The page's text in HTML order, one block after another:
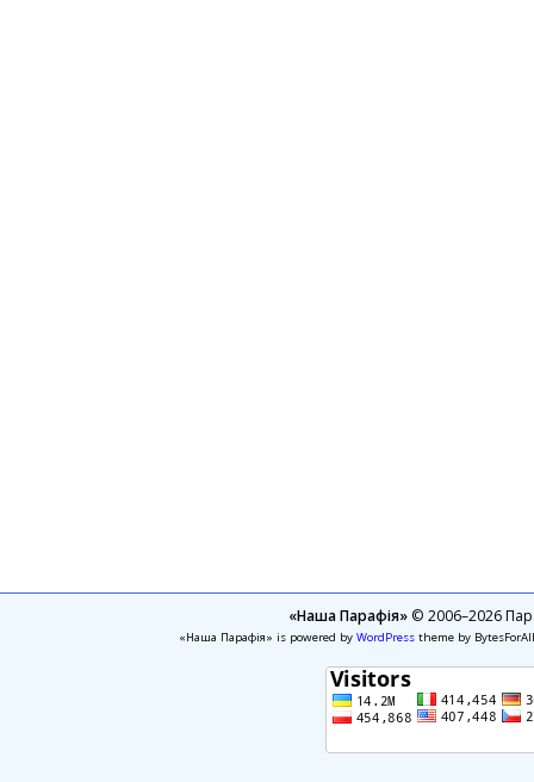
«Наша Парафія»© 2006–2026
«Наша Парафія» is powered by WordPresstheme by